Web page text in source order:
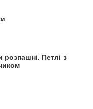
розпашні. Петлі з